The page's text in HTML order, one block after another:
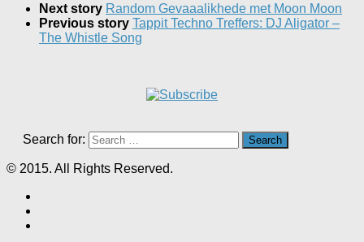
Next story Random Gevaaalikhede met Moon Moon
Previous story Tappit Techno Treffers: DJ Aligator –
The Whistle Song
Search for:
© 2015. All Rights Reserved.